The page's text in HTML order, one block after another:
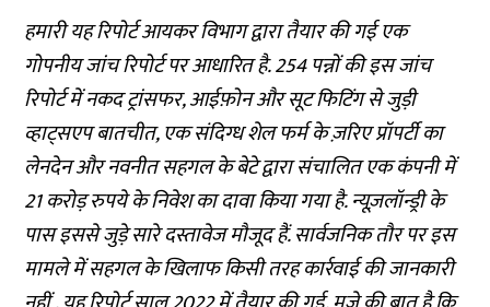
हमारी यह रिपोर्ट आयकर विभाग द्वारा तैयार की गई एक
गोपनीय जांच रिपोर्ट पर आधारित है. 254 पन्नों की इस जांच
रिपोर्ट में नकद ट्रांसफर, आईफ़ोन और सूट फिटिंग से जुड़ी
व्हाट्सएप बातचीत, एक संदिग्ध शेल फर्म के ज़रिए प्रॉपर्टी का
लेनदेन और नवनीत सहगल के बेटे द्वारा संचालित एक कंपनी में
21 करोड़ रुपये के निवेश का दावा किया गया है. न्यूज़लॉन्ड्री के
पास इससे जुड़े सारे दस्तावेज मौजूद हैं. सार्वजनिक तौर पर इस
मामले में सहगल के खिलाफ किसी तरह कार्रवाई की जानकारी